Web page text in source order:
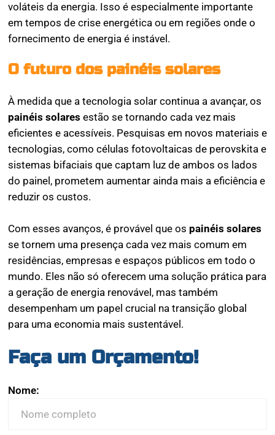
voláteis da energia. Isso é especialmente importante
em tempos de crise energética ou em regiões onde o
fornecimento de energia é instável.
O futuro dos painéis solares
À medida que a tecnologia solar continua a avançar, os
painéis solares estão se tornando cada vez mais
eficientes e acessíveis. Pesquisas em novos materiais e
tecnologias, como células fotovoltaicas de perovskita e
sistemas bifaciais que captam luz de ambos os lados
do painel, prometem aumentar ainda mais a eficiência e
reduzir os custos.
Com esses avanços, é provável que os painéis solares
se tornem uma presença cada vez mais comum em
residências, empresas e espaços públicos em todo o
mundo. Eles não só oferecem uma solução prática para
a geração de energia renovável, mas também
desempenham um papel crucial na transição global
para uma economia mais sustentável.
Faça um Orçamento!
Nome: